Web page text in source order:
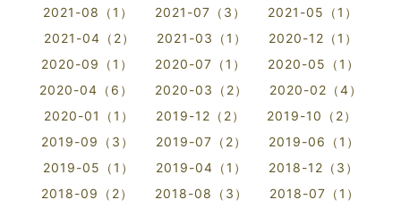
2021-08（1）
2021-07（3）
2021-05（1）
2021-04（2）
2021-03（1）
2020-12（1）
2020-09（1）
2020-07（1）
2020-05（1）
2020-04（6）
2020-03（2）
2020-02（4）
2020-01（1）
2019-12（2）
2019-10（2）
2019-09（3）
2019-07（2）
2019-06（1）
2019-05（1）
2019-04（1）
2018-12（3）
2018-09（2）
2018-08（3）
2018-07（1）